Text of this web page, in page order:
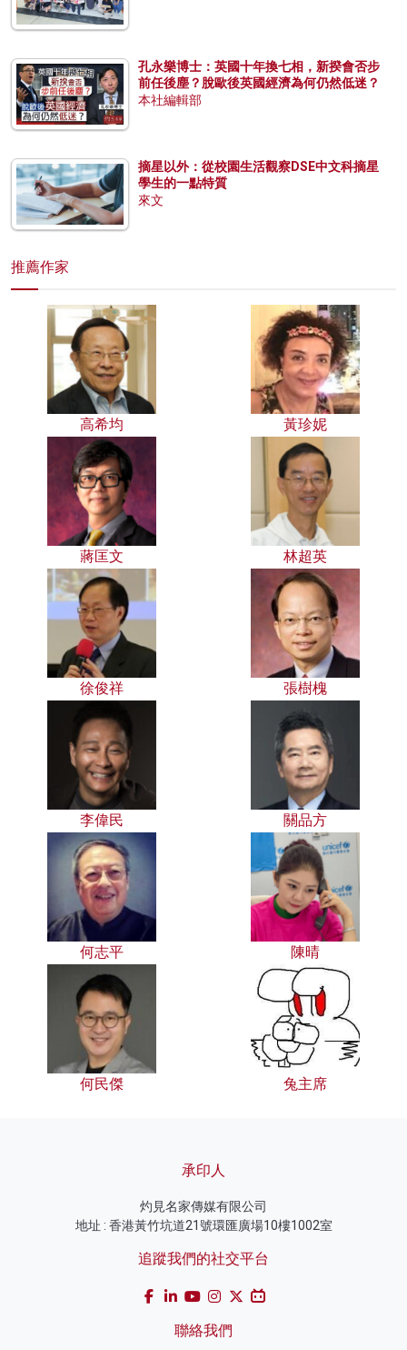
孔永樂博士：英國十年換七相，新揆會否步
前任後塵？脫歐後英國經濟為何仍然低迷？
本社編輯部
摘星以外：從校園生活觀察DSE中文科摘星
學生的一點特質
來文
推薦作家
高希均 黃珍妮
蔣匡文 林超英
徐俊祥 張樹槐
李偉民 關品方
何志平 陳晴
何民傑 兔主席
承印人
灼見名家傳媒有限公司
地址 : 香港黃竹坑道21號環匯廣場10樓1002室
追蹤我們的社交平台
聯絡我們